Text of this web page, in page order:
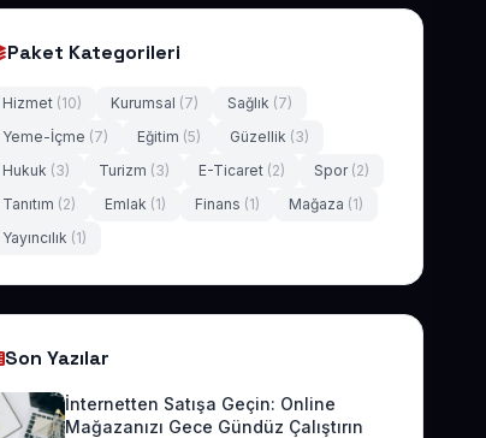
Paket Kategorileri
Hizmet (10) Kurumsal (7) Sağlık (7)
Yeme-İçme (7) Eğitim (5) Güzellik (3)
Hukuk (3) Turizm (3) E-Ticaret (2) Spor (2)
Tanıtım (2) Emlak (1) Finans (1) Mağaza (1)
Yayıncılık (1)
Son Yazılar
İnternetten Satışa Geçin: Online
Mağazanızı Gece Gündüz Çalıştırın